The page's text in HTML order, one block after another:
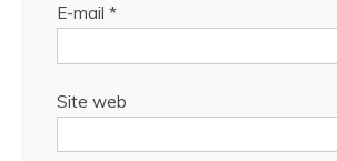
E-mail *
Site web